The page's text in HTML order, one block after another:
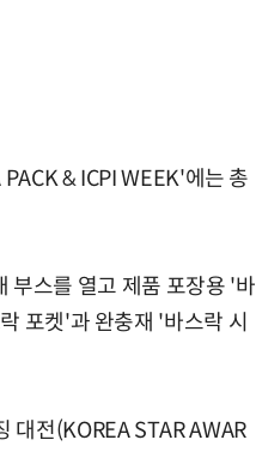
& ICPI WEEK'에는 총
부스를 열고 제품 포장용 '바
포켓'과 완충재 '바스락 시
전(KOREA STAR AWAR